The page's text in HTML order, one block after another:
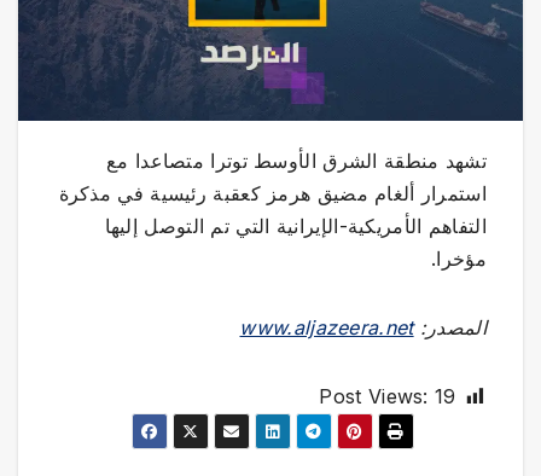
تشهد منطقة الشرق الأوسط توترا متصاعدا مع
استمرار ألغام مضيق هرمز كعقبة رئيسية في مذكرة
التفاهم الأمريكية-الإيرانية التي تم التوصل إليها
مؤخرا.
المصدر:www.aljazeera.net
Post Views: 19